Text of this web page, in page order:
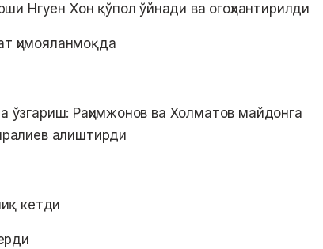
Нгуен Хон қўпол ўйнади ва огоҳлантирилди
ҳимояланмоқда
Раҳимжонов ва Холматов майдонга
алиштирди
кетди